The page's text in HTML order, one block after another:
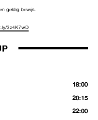
geldig bewijs.
3z4K7wD
18:00
20:15
22:00